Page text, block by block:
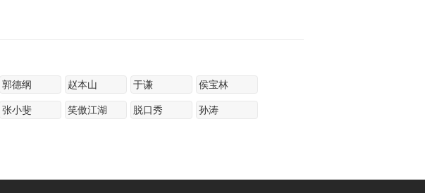
郭德纲 赵本山 于谦 侯宝林
张小斐 笑傲江湖 脱口秀 孙涛